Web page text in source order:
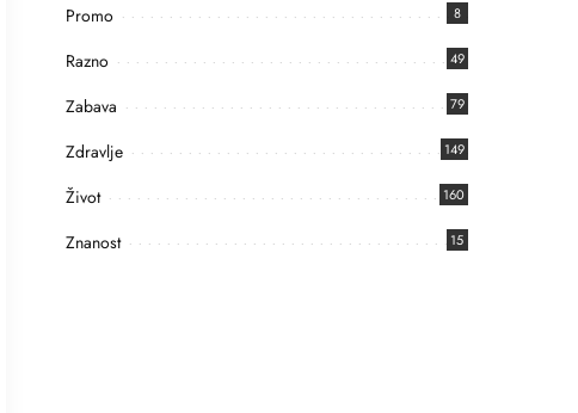
Promo 8
Razno 49
Zabava 79
Zdravlje 149
Život 160
Znanost 15